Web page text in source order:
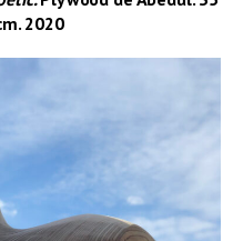
2020